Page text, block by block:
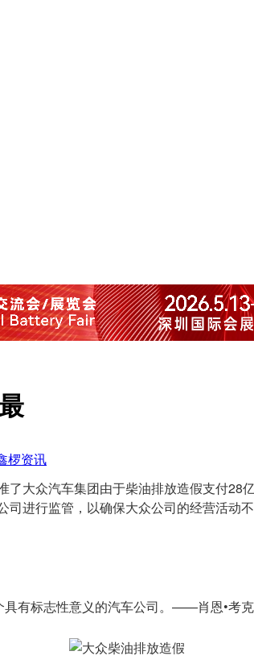
椤资讯
大众汽车集团由于柴油排放造假支付
进行监管，以确保大众公司的经营活
有标志性意义的汽车公司。——肖恩•考克